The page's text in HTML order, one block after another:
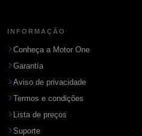
INFORMAÇÃO
Conheça a Motor One
Garantía
Aviso de privacidade
Termos e condições
Lista de preços
Suporte